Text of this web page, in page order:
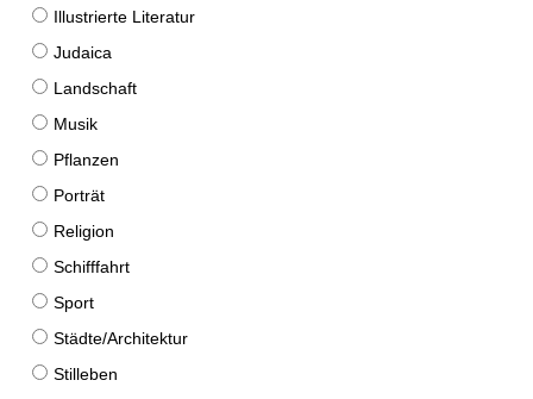
Illustrierte Literatur
Judaica
Landschaft
Musik
Pflanzen
Porträt
Religion
Schifffahrt
Sport
Städte/Architektur
Stilleben